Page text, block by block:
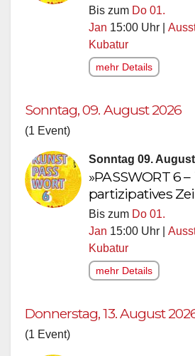
Bis zum Do 01.
Jan 15:00 Uhr |
Kubatur
mehr Details
Sonntag, 09. August 2026
(1 Event)
Sonntag 09.
»PASSWORT 6
partizipatives
Bis zum Do 01.
Jan 15:00 Uhr |
Kubatur
mehr Details
Donnerstag, 13. August
(1 Event)